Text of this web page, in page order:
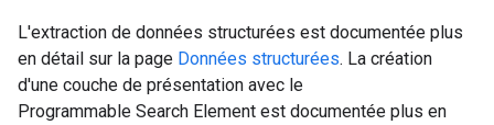
L'extraction de données structurées est documentée plus
en détail sur la page Données structurées. La création
d'une couche de présentation avec le
Programmable Search Element est documentée plus en